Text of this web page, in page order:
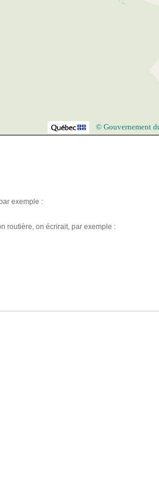
© Gouvernement
exemple :
routière, on écrirait, par exemple :